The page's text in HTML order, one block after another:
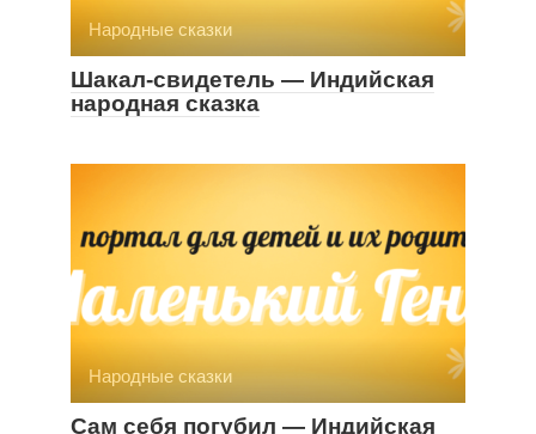
Народные сказки
Шакал-свидетель — Индийская
народная сказка
Народные сказки
Сам себя погубил — Индийская